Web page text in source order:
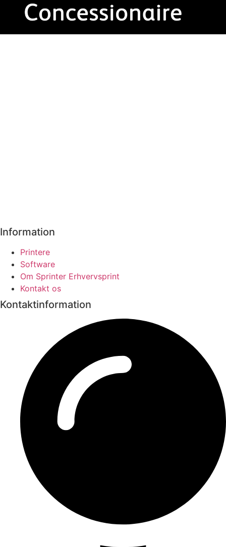
Information
Printere
Software
Om Sprinter Erhvervsprint
Kontakt os
Kontaktinformation